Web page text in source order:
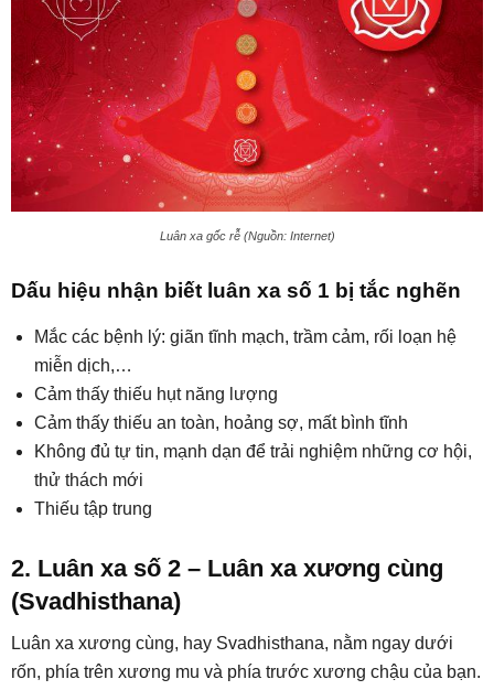
Luân xa gốc rễ (Nguồn: Internet)
Dấu hiệu nhận biết luân xa số 1 bị tắc nghẽn
Mắc các bệnh lý: giãn tĩnh mạch, trầm cảm, rối loạn hệ
miễn dịch,…
Cảm thấy thiếu hụt năng lượng
Cảm thấy thiếu an toàn, hoảng sợ, mất bình tĩnh
Không đủ tự tin, mạnh dạn để trải nghiệm những cơ hội,
thử thách mới
Thiếu tập trung
2. Luân xa số 2 – Luân xa xương cùng
(Svadhisthana)
Luân xa xương cùng, hay Svadhisthana, nằm ngay dưới
rốn, phía trên xương mu và phía trước xương chậu của bạn.